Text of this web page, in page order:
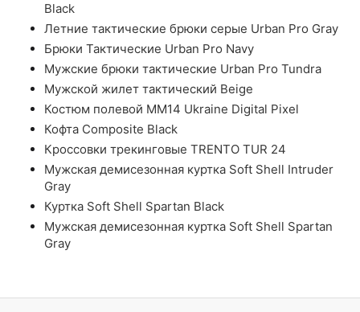
Black
Летние тактические брюки серые Urban Pro Gray
Брюки Тактические Urban Pro Navy
Мужские брюки тактические Urban Pro Tundra
Мужской жилет тактический Beige
Костюм полевой ММ14 Ukraine Digital Pixel
Кофта Composite Black
Кроссовки трекинговые TRENTO TUR 24
Мужская демисезонная куртка Soft Shell Intruder
Gray
Куртка Soft Shell Spartan Black
Мужская демисезонная куртка Soft Shell Spartan
Gray